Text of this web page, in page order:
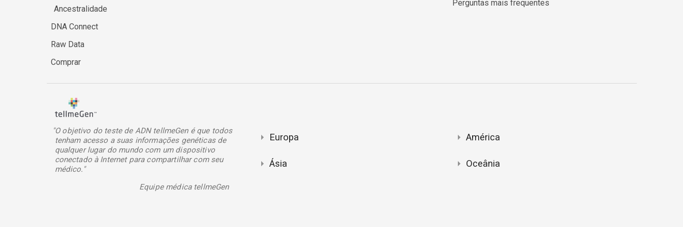
Ancestralidade
DNA Connect
Raw Data
Comprar
Perguntas mais frequentes
"O objetivo do teste de ADN tellmeGen é que todos
tenham acesso a suas informações genéticas de
qualquer lugar do mundo com um dispositivo
conectado à Internet para compartilhar com seu
médico."
Equipe médica tellmeGen
Europa
Ásia
América
Oceânia